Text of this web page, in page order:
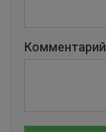
Комментарий